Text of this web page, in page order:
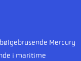
Mercury
i maritime